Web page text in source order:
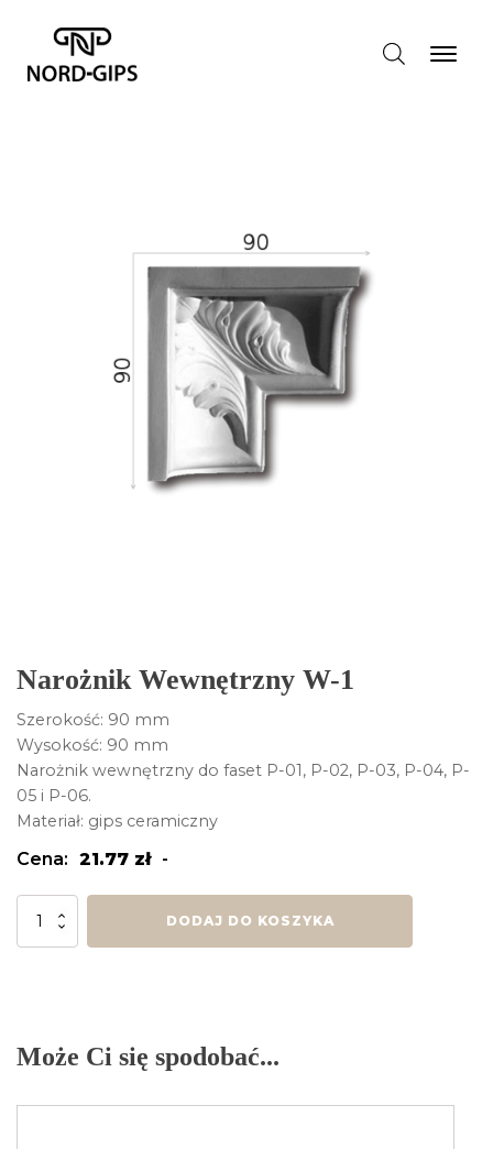
Narożnik Wewnętrzny W-1
Szerokość: 90 mm
Wysokość: 90 mm
Narożnik wewnętrzny do faset P-01, P-02, P-03, P-04, P-
05 i P-06.
Materiał: gips ceramiczny
Cena: 21.77 zł -
ilość
Narożnik
DODAJ DO KOSZYKA
Może Ci się spodobać...